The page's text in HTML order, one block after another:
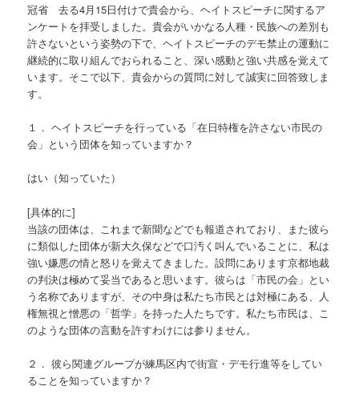
冠省 去る4月15日付けで貴会から、ヘイトスピーチに関するア
ンケートを拝受しました。貴会がいかなる人種・民族への差別も
許さないという姿勢の下で、ヘイトスピーチのデモ禁止の運動に
継続的に取り組んでおられること、深い感動と強い共感を覚えて
います。そこで以下、貴会からの質問に対して誠実に回答致しま
す。
１． ヘイトスピーチを行っている「在日特権を許さない市民の
会」という団体を知っていますか？
はい（知っていた）
[具体的に]
当該の団体は、これまで新聞などでも報道されており、また彼ら
に類似した団体が新大久保などで口汚く叫んでいることに、私は
強い嫌悪の情と怒りを覚えてきました。設問にあります京都地裁
の判決は極めて妥当であると思います。彼らは「市民の会」とい
う名称でありますが、その中身は私たち市民とは対極にある、人
権無視と憎悪の「哲学」を持った人たちです。私たち市民は、こ
のような団体の言動を許すわけには参りません。
２． 彼ら関連グループが練馬区内で街宣・デモ行進等をしてい
ることを知っていますか？